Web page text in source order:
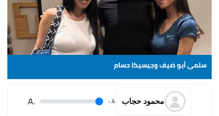
سلمى أبو ضيف وجيسيكا حسام
محمود حجاب A
.
.A